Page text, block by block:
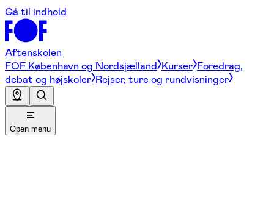
Gå til indhold
Aftenskolen
FOF København og Nordsjælland Kurser Foredrag,
debat og højskoler Rejser, ture og rundvisninger
Open menu